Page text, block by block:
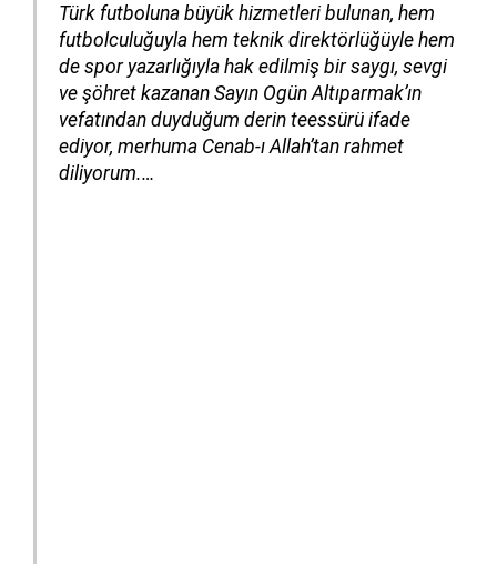
Türk futboluna büyük hizmetleri bulunan, hem
futbolculuğuyla hem teknik direktörlüğüyle hem
de spor yazarlığıyla hak edilmiş bir saygı, sevgi
ve şöhret kazanan Sayın Ogün Altıparmak’ın
vefatından duyduğum derin teessürü ifade
ediyor, merhuma Cenab-ı Allah’tan rahmet
diliyorum.…